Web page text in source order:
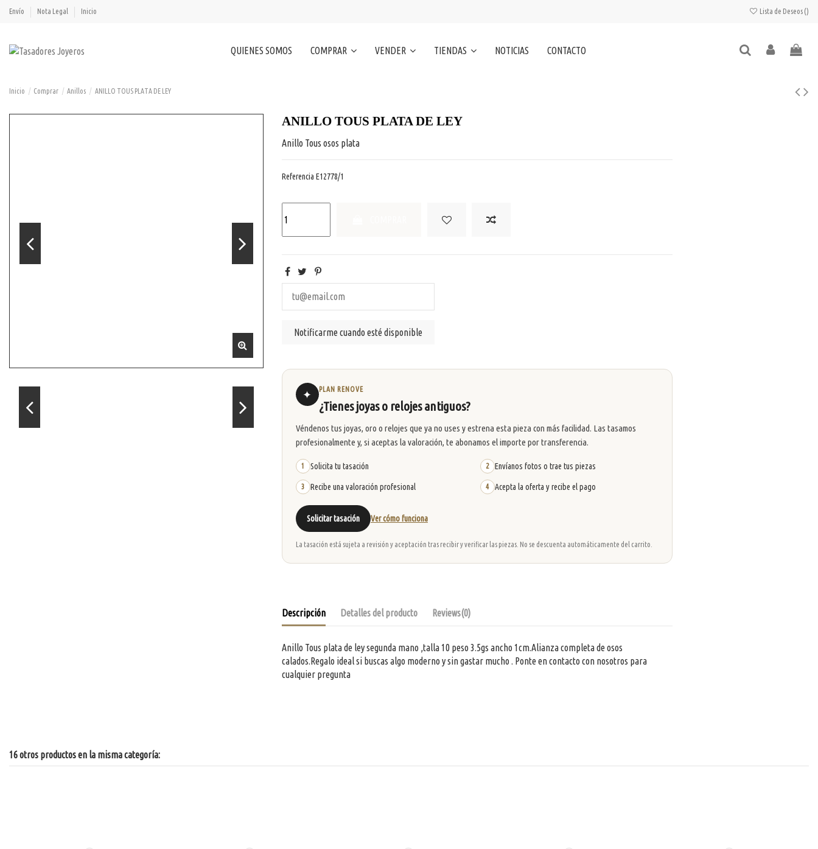
Envío Nota Legal Inicio Lista de Deseos ()
QUIENES SOMOS COMPRAR VENDER TIENDAS NOTICIAS CONTACTO
Inicio Comprar Anillos ANILLO TOUS PLATA DE LEY
ANILLO TOUS PLATA DE LEY
Anillo Tous osos plata
Referencia E12778/1
✦ PLAN RENOVE
¿Tienes joyas o relojes antiguos?
Véndenos tus joyas, oro o relojes que ya no uses y estrena esta pieza con más facilidad. Las tasamos
profesionalmente y, si aceptas la valoración, te abonamos el importe por transferencia.
1 Solicita tu tasación 2 Envíanos fotos o trae tus piezas
3 Recibe una valoración profesional 4 Acepta la oferta y recibe el pago
Solicitar tasación Ver cómo funciona
La tasación está sujeta a revisión y aceptación tras recibir y verificar las piezas. No se descuenta automáticamente del carrito.
Descripción Detalles del producto Reviews(0)
Anillo Tous plata de ley segunda mano ,talla 10 peso 3.5gs ancho 1cm.Alianza completa de osos
calados.Regalo ideal si buscas algo moderno y sin gastar mucho . Ponte en contacto con nosotros para
cualquier pregunta
16 otros productos en la misma categoría: